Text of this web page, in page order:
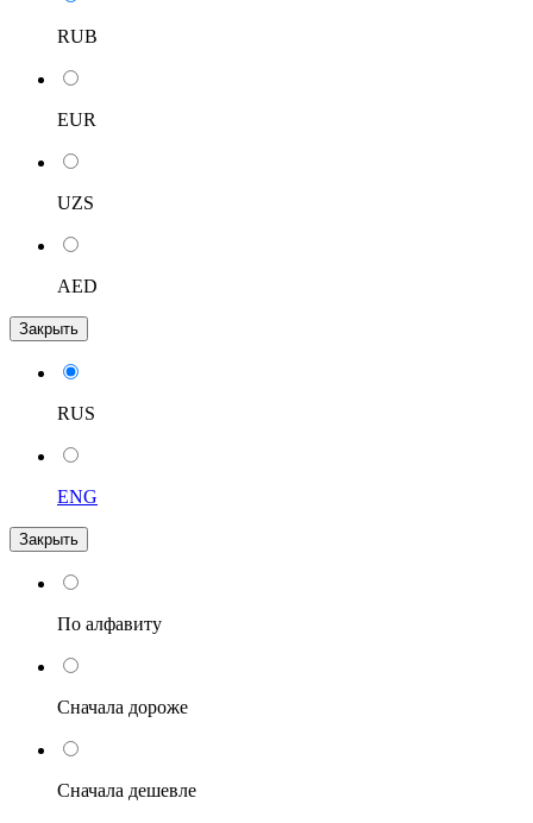
RUB
EUR
UZS
AED
Закрыть
RUS
ENG
Закрыть
По алфавиту
Сначала дороже
Сначала дешевле